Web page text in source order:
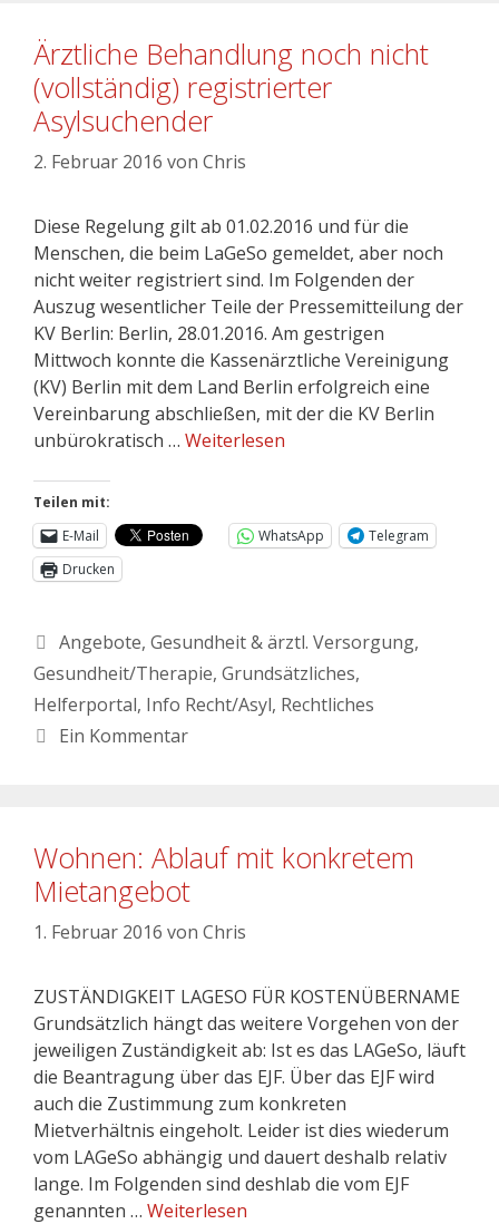
Ärztliche Behandlung noch nicht
(vollständig) registrierter
Asylsuchender
2. Februar 2016 von Chris
Diese Regelung gilt ab 01.02.2016 und für die
Menschen, die beim LaGeSo gemeldet, aber noch
nicht weiter registriert sind. Im Folgenden der
Auszug wesentlicher Teile der Pressemitteilung der
KV Berlin: Berlin, 28.01.2016. Am gestrigen
Mittwoch konnte die Kassenärztliche Vereinigung
(KV) Berlin mit dem Land Berlin erfolgreich eine
Vereinbarung abschließen, mit der die KV Berlin
unbürokratisch … Weiterlesen
Teilen mit:
E-Mail
WhatsApp
Telegram
Drucken
Angebote, Gesundheit & ärztl. Versorgung,
Gesundheit/Therapie, Grundsätzliches,
Helferportal, Info Recht/Asyl, Rechtliches
Ein Kommentar
Wohnen: Ablauf mit konkretem
Mietangebot
1. Februar 2016 von Chris
ZUSTÄNDIGKEIT LAGESO FÜR KOSTENÜBERNAME
Grundsätzlich hängt das weitere Vorgehen von der
jeweiligen Zuständigkeit ab: Ist es das LAGeSo, läuft
die Beantragung über das EJF. Über das EJF wird
auch die Zustimmung zum konkreten
Mietverhältnis eingeholt. Leider ist dies wiederum
vom LAGeSo abhängig und dauert deshalb relativ
lange. Im Folgenden sind deshlab die vom EJF
genannten … Weiterlesen